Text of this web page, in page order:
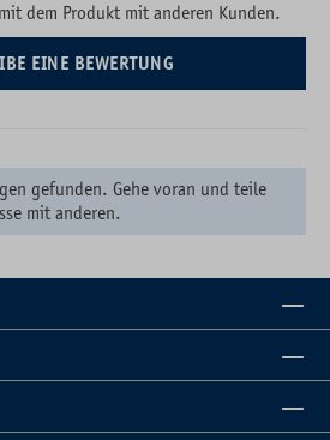
dem Produkt mit anderen Kunden.
EINE BEWERTUNG
gefunden. Gehe voran und teile
mit anderen.